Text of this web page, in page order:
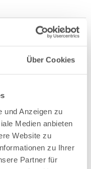
Über Cookies
und Anzeigen zu
Medien anbieten
Website zu
zu Ihrer
Partner für
- bestehend aus1 mm